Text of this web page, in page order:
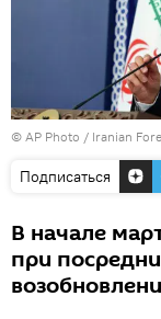
© AP Photo / Iranian
Подписаться
В начале
при